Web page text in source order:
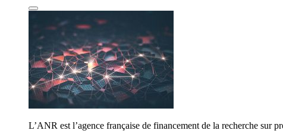
L’ANR est l’agence française de financement de la recherche sur